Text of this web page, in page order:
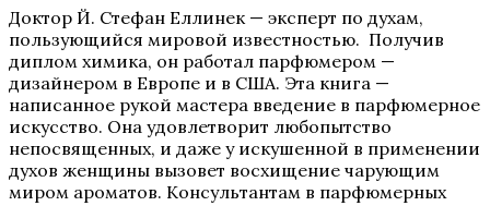
Доктор Й. Стефан Еллинек — эксперт по духам,
пользующийся мировой известностью. Получив
диплом химика, он работал парфюмером —
дизайнером в Европе и в США. Эта книга —
написанное рукой мастера введение в парфюмерное
искусство. Она удовлетворит любопытство
непосвященных, и даже у искушенной в применении
духов женщины вызовет восхищение чарующим
миром ароматов. Консультантам в парфюмерных